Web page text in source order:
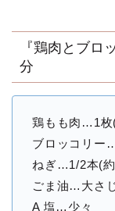
『鶏肉とブロ
分
鶏もも肉…1枚
ブロッコリー
ねぎ…1/2本(
ごま油…大さ
A 塩…少々